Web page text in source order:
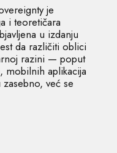
je
i teoretičara
u izdanju
da različiti oblici
razini — poput
mobilnih aplikacija
već se